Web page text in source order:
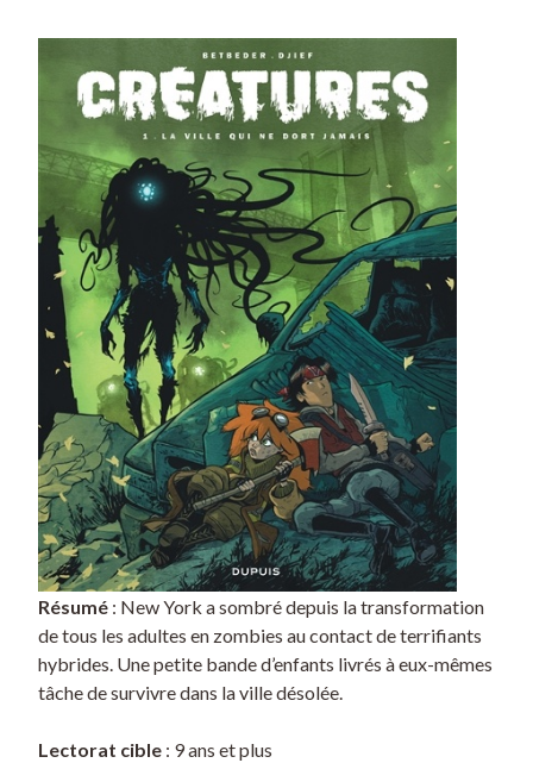
Résumé : New York a sombré depuis la transformation
de tous les adultes en zombies au contact de terrifiants
hybrides. Une petite bande d’enfants livrés à eux-mêmes
tâche de survivre dans la ville désolée.
Lectorat cible : 9 ans et plus